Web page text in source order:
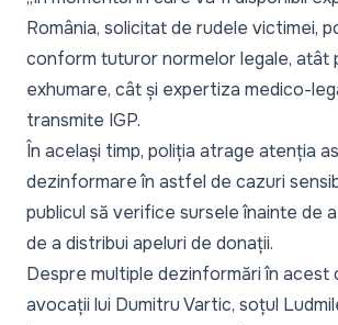
România, solicitat de rudele victimei,
conform tuturor normelor legale, atât
exhumare, cât și expertiza medico-
transmite IGP.
În același timp, poliția atrage atenția
dezinformare în astfel de cazuri
publicul să verifice sursele înainte de
de a distribui apeluri de donații.
Despre multiple dezinformări în acest
avocații lui Dumitru Vartic, soțul